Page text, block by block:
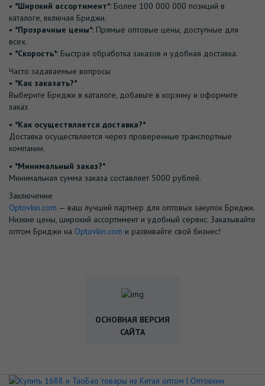
•⁠ ⁠ *Широкий ассортимент*: Более 100 000 000 позиций в
каталоге, включая Бриджи.
•⁠ ⁠ *Прозрачные цены*: Прямые оптовые цены, доступные для
всех.
•⁠ ⁠ *Скорость*: Быстрая обработка заказов и удобная доставка.
Часто задаваемые вопросы
•⁠ ⁠*Как заказать?*
Выберите Бриджи в каталоге, добавьте в корзину и оформите
заказ.
•⁠ ⁠ *Как осуществляется доставка?*
Доставка осуществляется через проверенные транспортные
компании.
•⁠ ⁠ *Минимальный заказ?*
Минимальная сумма заказа составляет 5000 рублей.
Заключение
Optovkin.com — ваш лучший партнер для оптовых закупок Бриджи.
Низкие цены, широкий ассортимент и удобный сервис. Заказывайте
оптом Бриджи на Optovkin.com и развивайте свой бизнес!
ОСНОВНАЯ ВЕРСИЯ
САЙТА